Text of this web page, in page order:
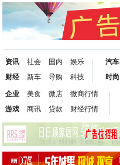
资讯
财经
社会
新车
国内
导购
娱乐
科技
汽车
时尚
企业
游戏
美食
商讯
微店
贷款
微商行情
财经行情